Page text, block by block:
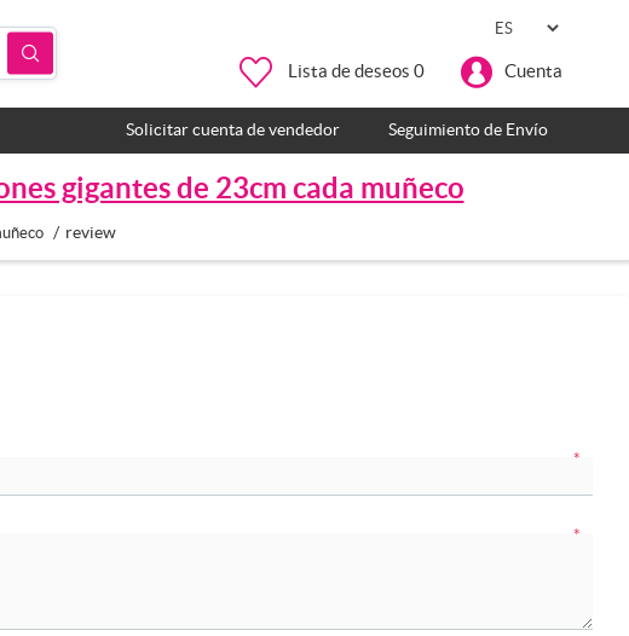
Lista de deseos 0 Cuenta
Solicitar cuenta de vendedor Seguimiento de Envío
gigantes de 23cm cada muñeco
/ review
*
*